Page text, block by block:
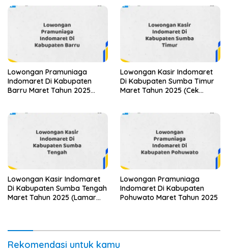
Lowongan Pramuniaga
Indomaret Di Kabupaten
Barru Maret Tahun 2025
Lowongan Kasir Indomaret
Di Kabupaten Sumba Timur
Maret Tahun 2025 (Cek
Lowongan Kasir Indomaret
Di Kabupaten Sumba Tengah
Maret Tahun 2025 (Lamar
Lowongan Pramuniaga
Indomaret Di Kabupaten
Pohuwato Maret Tahun 2025
Rekomendasi untuk kamu